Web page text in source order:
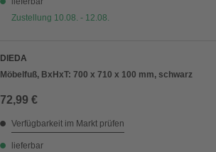
Zustellung 10.08. - 12.08.
DIEDA
Möbelfuß, BxHxT: 700 x 710 x 100 mm, schwarz
72,99 €
Verfügbarkeit im Markt prüfen
lieferbar